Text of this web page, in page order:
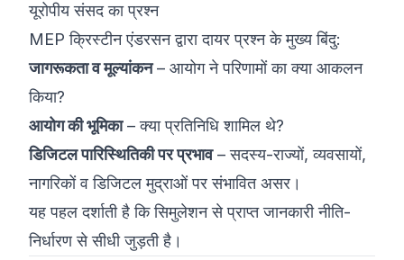
यूरोपीय संसद का प्रश्न
MEP क्रिस्टीन एंडरसन द्वारा दायर प्रश्न के मुख्य बिंदु:
जागरूकता व मूल्यांकन– आयोग ने परिणामों का क्या आकलन
किया?
आयोग की भूमिका– क्या प्रतिनिधि शामिल थे?
डिजिटल पारिस्थितिकी पर प्रभाव– सदस्य-राज्यों, व्यवसायों,
नागरिकों व डिजिटल मुद्राओं पर संभावित असर।
यह पहल दर्शाती है कि सिमुलेशन से प्राप्त जानकारी नीति-
निर्धारण से सीधी जुड़ती है।